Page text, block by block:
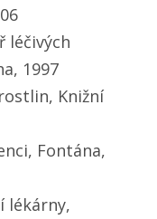
léčivých
1997
Knižní
Fontána,
lékárny,